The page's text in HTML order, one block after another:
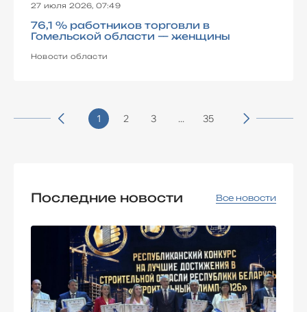
27 июля 2026, 07:49
76,1 % работников торговли в
Гомельской области — женщины
Новости области
1 2 3 ... 35
Последние новости Все новости